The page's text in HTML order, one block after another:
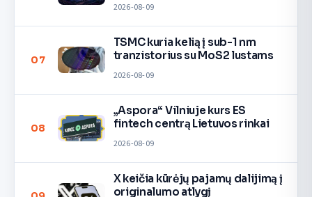
2026-08-09
07
TSMC kuria kelią į sub-1 nm
tranzistorius su MoS2 lustams
2026-08-09
08
„Aspora“ Vilniuje kurs ES
fintech centrą Lietuvos rinkai
2026-08-09
X keičia kūrėjų pajamų dalijimą į
originalumo atlygį